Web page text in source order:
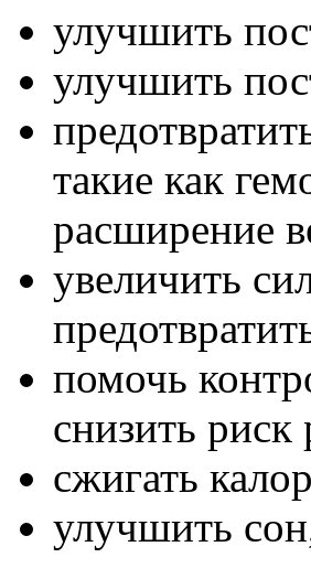
улучшить
улучшить
такие как
расширение
увеличить
помочь
снизить риск
сжигать
улучшить